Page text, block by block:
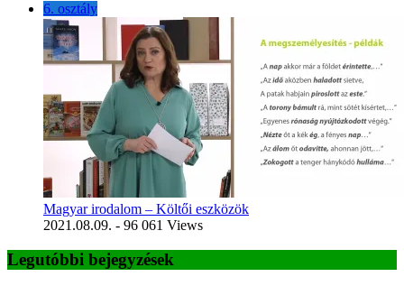
6. osztály
Magyar irodalom – Költői eszközök
2021.08.09. - 96 061 Views
Legutóbbi bejegyzések